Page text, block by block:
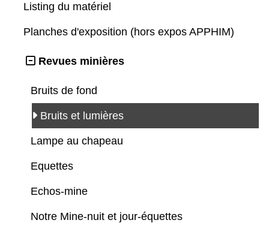
Listing du matériel
Planches d'exposition (hors expos APPHIM)
Revues minières
Bruits de fond
Bruits et lumières
Lampe au chapeau
Equettes
Echos-mine
Notre Mine-nuit et jour-équettes